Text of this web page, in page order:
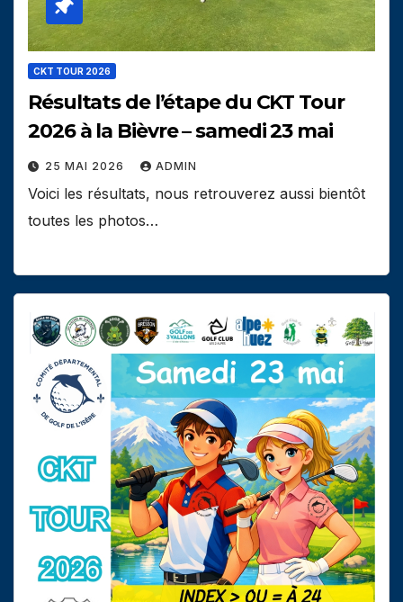
CKT TOUR 2026
Résultats de l’étape du CKT Tour
2026 à la Bièvre – samedi 23 mai
25 MAI 2026 ADMIN
Voici les résultats, nous retrouverez aussi bientôt
toutes les photos…